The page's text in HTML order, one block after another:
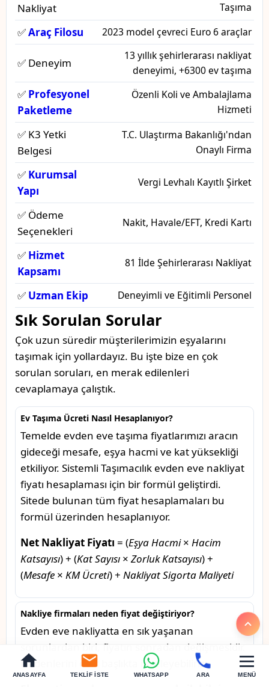
ANASAYFA TEKLIF İSTE WHATSAPP ARA MENÜ
Nakliyat
Taşıma
✅Araç Filosu 2023 model çevreci Euro 6 araçlar
✅ Deneyim
13 yıllık şehirlerarası nakliyat
deneyimi, +6300 ev taşıma
✅ Profesyonel
Paketleme
Özenli Koli ve Ambalajlama
Hizmeti
✅ K3 Yetki
Belgesi
T.C. Ulaştırma Bakanlığı'ndan
Onaylı Firma
✅ Kurumsal
Yapı
Vergi Levhalı Kayıtlı Şirket
✅ Ödeme
Seçenekleri
Nakit, Havale/EFT, Kredi Kartı
✅ Hizmet
Kapsamı
81 İlde Şehirlerarası Nakliyat
✅ Uzman Ekip Deneyimli ve Eğitimli Personel
Sık Sorulan Sorular
Çok uzun süredir müşterilerimizin eşyalarını
taşımak için yollardayız. Bu işte bize en çok
sorulan soruları, en merak edilenleri
cevaplamaya çalıştık.
Ev Taşıma Ücreti Nasıl Hesaplanıyor?
Temelde evden eve taşıma fiyatlarımızı aracın
gideceği mesafe, eşya hacmi ve kat yüksekliği
etkiliyor. Sistemli Taşımacılık evden eve nakliyat
fiyatı hesaplaması için bir formül geliştirdi.
Sitede bulunan tüm fiyat hesaplamaları bu
formül üzerinden hesaplanıyor.
Net Nakliyat Fiyatı = (Eşya Hacmi× Hacim
Katsayısı) + (Kat Sayısı × Zorluk Katsayısı) +
(Mesafe × KM Ücreti) + Nakliyat Sigorta Maliyeti
Nakliye firmaları neden fiyat değiştiriyor?
Evden eve nakliyatta en sık yaşanan
sorunlardan biri, fiyatın sonradan değişmesidir.
Nedenlerini dört başlıkta inceleyebiliriz: